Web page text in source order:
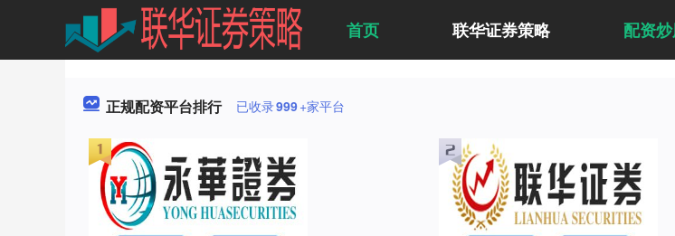
首页 联华证券策略 配资
正规配资平台排行 已收录999+家平台